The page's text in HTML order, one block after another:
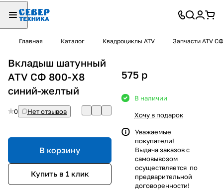
Главная Каталог Квадроциклы ATV Запчасти ATV СФ
Вкладыш шатунный
ATV СФ 800-X8
синий-желтый
0 Нет отзывов
В корзину
Купить в 1 клик
575 p
В наличии
Хочу в подарок
Уважаемые
покупатели!
Выдача заказов с
самовывозом
осуществляется по
предварительной
договоренности!